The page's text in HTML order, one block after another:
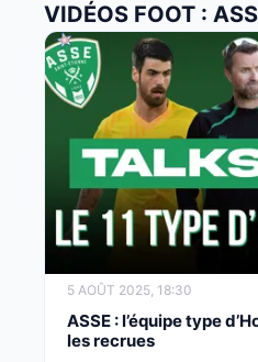
VIDÉOS FOOT :
5 AOÛT 2025, 18:30
ASSE : l’équipe type
les recrues